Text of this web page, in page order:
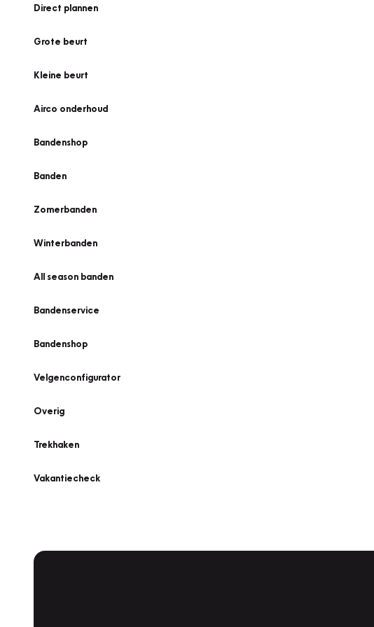
Direct plannen
Grote beurt
Kleine beurt
Airco onderhoud
Bandenshop
Banden
Zomerbanden
Winterbanden
All season banden
Bandenservice
Bandenshop
Velgenconfigurator
Overig
Trekhaken
Vakantiecheck